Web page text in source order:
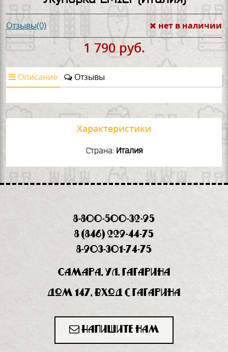
Отзывы(0) нет в наличии
1 790 руб.
Описание Отзывы
Характеристики
Страна: Италия
8-800-500-32-95
8 (846) 229-44-75
8-903-301-74-75
Самара, ул. Гагарина
дом 147, вход с Гагарина
Напишите нам